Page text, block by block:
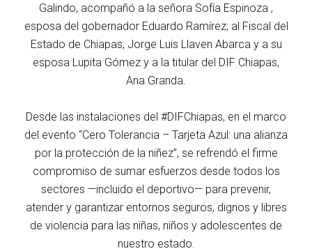
Galindo, acompañó a la señora Sofía Espinoza ,
esposa del gobernador Eduardo Ramírez; al Fiscal del
Estado de Chiapas, Jorge Luis Llaven Abarca y a su
esposa Lupita Gómez y a la titular del DIF Chiapas,
Ana Granda.
Desde las instalaciones del #DIFChiapas, en el marco
del evento “Cero Tolerancia – Tarjeta Azul: una alianza
por la protección de la niñez”, se refrendó el firme
compromiso de sumar esfuerzos desde todos los
sectores —incluido el deportivo— para prevenir,
atender y garantizar entornos seguros, dignos y libres
de violencia para las niñas, niños y adolescentes de
nuestro estado.